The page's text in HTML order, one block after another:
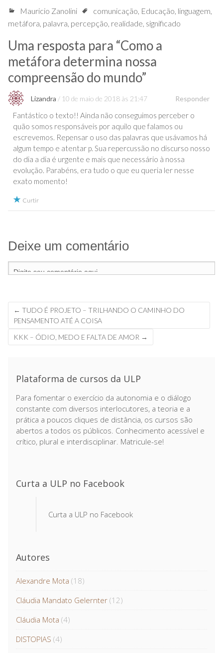
Mauricio Zanolini comunicação, Educação, linguagem,
metáfora, palavra, percepção, realidade, significado
Uma resposta para “Como a
metáfora determina nossa
compreensão do mundo”
Lizandra 10 de maio de 2018 às 21:47
Fantástico o texto!! Ainda não conseguimos perceber o
quão somos responsáveis por aquilo que falamos ou
escrevemos. Repensar o uso das palavras que usávamos há
algum tempo e atentar p. Sua repercussão no discurso nosso
do dia a dia é urgente e mais que necessário à nossa
evolução. Parabéns, era tudo o que eu queria ler nesse
exato momento!
Curtir
Responder
Deixe um comentário
Navegação
de
posts
← TUDO É PROJETO – TRILHANDO O CAMINHO DO
PENSAMENTO ATÉ A COISA
KKK – ÓDIO, MEDO E FALTA DE AMOR →
Plataforma de cursos da ULP
Para fomentar o exercício da autonomia e o diálogo
constante com diversos interlocutores, a teoria e a
prática a poucos cliques de distância, os cursos são
abertos a todos os públicos. Conhecimento acessível e
crítico, plural e interdisciplinar. Matricule-se!
Curta a ULP no Facebook
Curta a ULP no Facebook
Autores
Alexandre Mota (18)
Cláudia Mandato Gelernter (12)
Cláudia Mota (4)
DISTOPIAS (4)